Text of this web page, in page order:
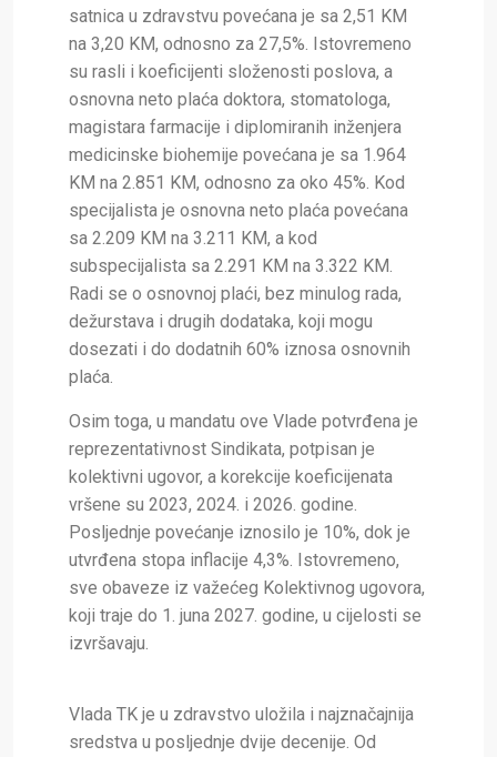
satnica u zdravstvu povećana je sa 2,51 KM
na 3,20 KM, odnosno za 27,5%. Istovremeno
su rasli i koeficijenti složenosti poslova, a
osnovna neto plaća doktora, stomatologa,
magistara farmacije i diplomiranih inženjera
medicinske biohemije povećana je sa 1.964
KM na 2.851 KM, odnosno za oko 45%. Kod
specijalista je osnovna neto plaća povećana
sa 2.209 KM na 3.211 KM, a kod
subspecijalista sa 2.291 KM na 3.322 KM.
Radi se o osnovnoj plaći, bez minulog rada,
dežurstava i drugih dodataka, koji mogu
dosezati i do dodatnih 60% iznosa osnovnih
plaća.
Osim toga, u mandatu ove Vlade potvrđena je
reprezentativnost Sindikata, potpisan je
kolektivni ugovor, a korekcije koeficijenata
vršene su 2023, 2024. i 2026. godine.
Posljednje povećanje iznosilo je 10%, dok je
utvrđena stopa inflacije 4,3%. Istovremeno,
sve obaveze iz važećeg Kolektivnog ugovora,
koji traje do 1. juna 2027. godine, u cijelosti se
izvršavaju.
Vlada TK je u zdravstvo uložila i najznačajnija
sredstva u posljednje dvije decenije. Od